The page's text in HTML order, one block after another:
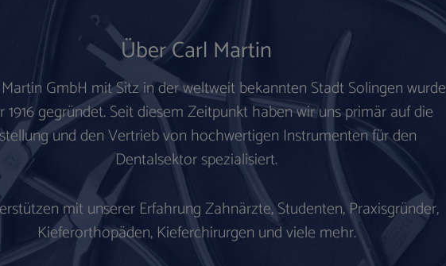
Über Carl Martin
GmbH mit Sitz in der weltweit bekannten Stadt Solingen wurde
1916 gegründet.Seit diesem Zeitpunkt haben wir uns primär auf die
und den Vertrieb von hochwertigen Instrumenten für den
Dentalsektor spezialisiert.
mit unserer Erfahrung Zahnärzte, Studenten, Praxisgründer,
Kieferorthopäden, Kieferchirurgen und viele mehr.